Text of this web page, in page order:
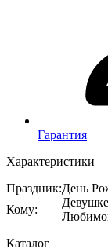
Гарантия
Характеристики
Праздник:День
Кому:
Каталог